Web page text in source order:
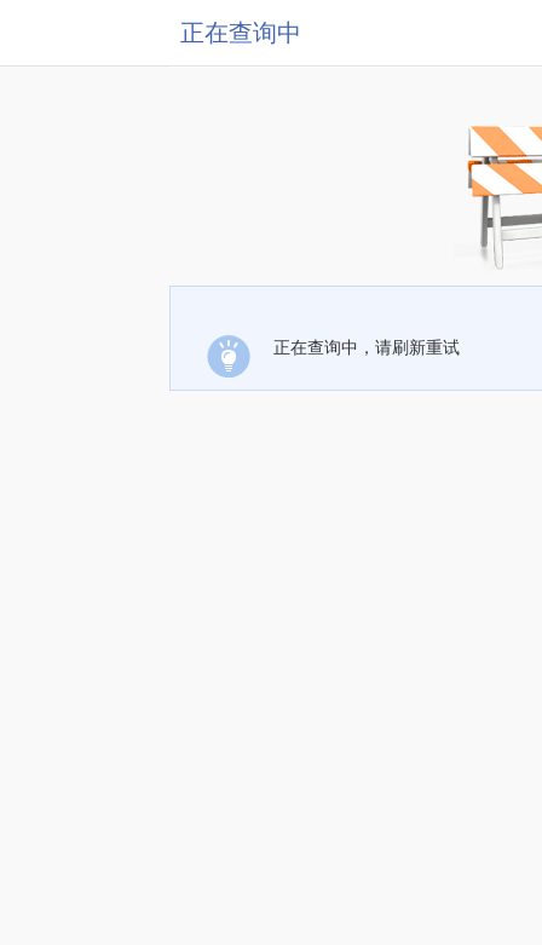
正在查询中
正在查询中，请刷新重试